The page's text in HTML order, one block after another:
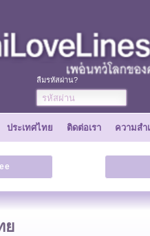
ลืมรหัสผ่าน?
ประเทศไทย ติดต่อเรา ความสำ
ย